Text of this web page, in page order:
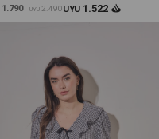
1.790 UYU 2.490UYU 1.522